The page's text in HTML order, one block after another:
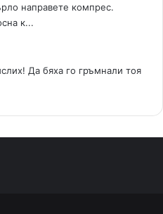
направете компрес.
к...
Да бяха го гръмнали тоя